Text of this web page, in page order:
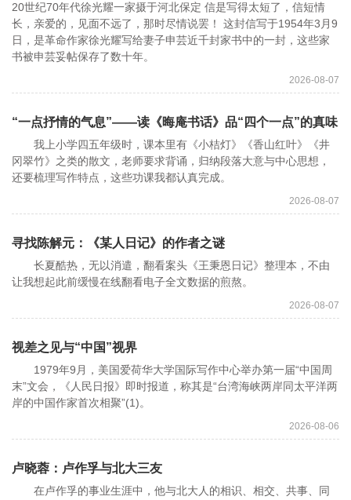
20世纪70年代徐光耀一家摄于河北保定 信是写得太短了，信短情
长，亲爱的，见面不远了，那时尽情说罢！ 这封信写于1954年3月9
日，是革命作家徐光耀写给妻子申芸近千封家书中的一封，这些家
书被申芸妥帖保存了数十年。
2026-08-07
“一点抒情的气息”——读《晦庵书话》品“四个一点”的真味
我上小学四五年级时，课本里有《小桔灯》《香山红叶》《井
冈翠竹》之类的散文，老师要求背诵，归纳段落大意与中心思想，
还要梳理写作特点，这些功课我都认真完成。
2026-08-07
寻找陈解元：《某人日记》的作者之谜
长夏酷热，无以消遣，翻看案头《王秉恩日记》整理本，不由
让我想起此前缓慢在线翻看电子全文数据的煎熬。
2026-08-07
视差之见与“中国”视界
1979年9月，美国爱荷华大学国际写作中心举办第一届“中国周
末”文会，《人民日报》即时报道，称其是“台湾海峡两岸同太平洋两
岸的中国作家首次相聚”(1)。
2026-08-06
卢晓蓉：卢作孚与北大三友
在卢作孚的事业生涯中，他与北大人的相识、相交、共事、同